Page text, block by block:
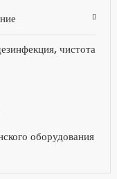
чистота
оборудования